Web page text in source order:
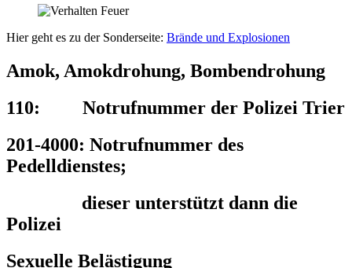
Hier geht es zu der Sonderseite: Brände und Explosionen
Amok, Amokdrohung, Bombendrohung
110: Notrufnummer der Polizei Trier
201-4000: Notrufnummer des
Pedelldienstes;
dieser unterstützt dann die
Polizei
Sexuelle Belästigung